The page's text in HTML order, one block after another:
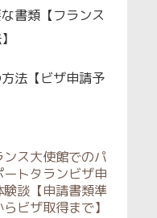
書類【フランス
法【ビザ申請予
ンス大使館でのパ
ートタランビザ申
験談【申請書類準
ビザ取得まで】